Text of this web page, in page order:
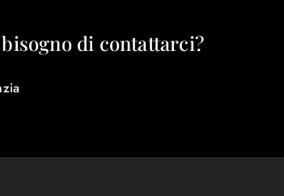
di contattarci?